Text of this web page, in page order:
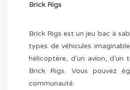
Brick Rigs
Brick Rigs est un jeu bac à
types de véhicules
hélicoptère, d’un avion,
Brick Rigs. Vous pouvez
communauté.